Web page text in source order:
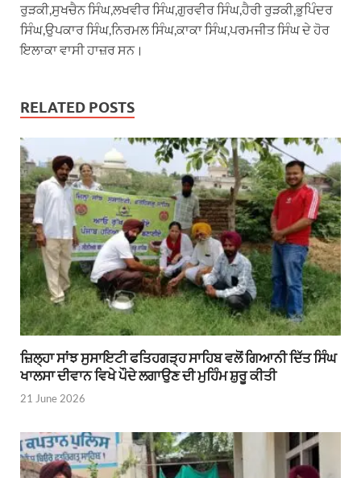
ਰੁੜਕੀ,ਸੁਖਚੈਨ ਸਿੰਘ,ਲਖਵੀਰ ਸਿੰਘ,ਗੁਰਵੀਰ ਸਿੰਘ,ਹੈਰੀ ਰੁੜਕੀ,ਭੁਪਿੰਦਰ
ਸਿੰਘ,ਉਪਕਾਰ ਸਿੰਘ,ਨਿਰਮਲ ਸਿੰਘ,ਕਾਕਾ ਸਿੰਘ,ਪਰਮਜੀਤ ਸਿੰਘ ਦੇ ਹੋਰ
ਇਲਾਕਾ ਵਾਸੀ ਹਾਜ਼ਰ ਸਨ।
RELATED POSTS
ਜ਼ਿਲ੍ਹਾ ਸਾਂਝ ਸੁਸਾਇਟੀ ਫਤਿਹਗੜ੍ਹ ਸਾਹਿਬ ਵਲੋਂ ਗਿਆਨੀ ਦਿੱਤ ਸਿੰਘ
ਖਾਲਸਾ ਦੀਵਾਨ ਵਿਖੇ ਪੌਦੇ ਲਗਾਉਣ ਦੀ ਮੁਹਿੰਮ ਸ਼ੁਰੂ ਕੀਤੀ
21 June 2026